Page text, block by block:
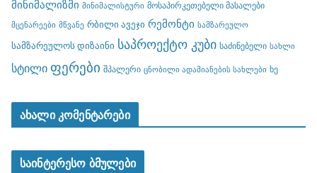
მინიმალიზმი მინიმალისტური მოსაპირკეთებელი მასალები
მცენარეები მწვანე რბილი ავეჯი რემონტი სამზარეულო
სამზარეულოს დიზაინი საპროექტო კუბი საძინებელი სახლი
სტილი ფერები შპალერი ცნობილი ადამიანების სახლები ხე
ახალი კომენტარები
საინტერესო ბმულები